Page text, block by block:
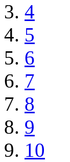
4
5
6
7
8
9
10